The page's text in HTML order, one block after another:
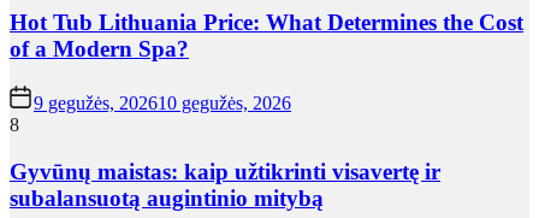
Hot Tub Lithuania Price: What Determines the Cost
of a Modern Spa?
9 gegužės, 202610 gegužės, 2026
8
Gyvūnų maistas: kaip užtikrinti visavertę ir
subalansuotą augintinio mitybą